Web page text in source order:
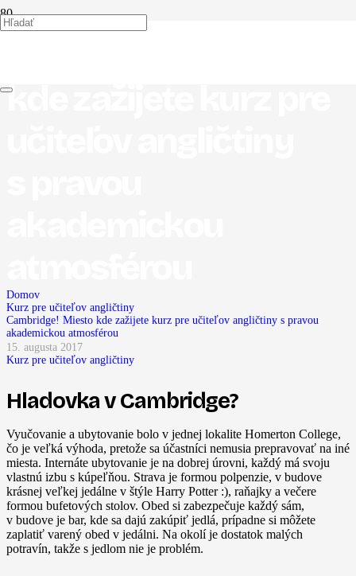
kde zažijete kurz pre
Domov
Kurz pre učiteľov angličtiny
Cambridge! Miesto kde zažijete kurz pre učiteľov angličtiny s pravou
akademickou atmosférou
15. augusta 2017
Kurz pre učiteľov angličtiny
Hladovka v Cambridge?
Vyučovanie a ubytovanie bolo v jednej lokalite Homerton College,
čo je veľká výhoda, pretože sa účastníci nemusia prepravovať na iné
miesta. Internáte ubytovanie je na dobrej úrovni, každý má svoju
vlastnú izbu s kúpeľňou. Strava je formou polpenzie, v budove
krásnej veľkej jedálne v štýle Harry Potter :), raňajky a večere
formou bufetových stolov. Obed si zabezpečuje každý sám,
v budove je bar, kde sa dajú zakúpiť jedlá, prípadne si môžete
zaplatiť varený obed v jedálni. Na okolí je dostatok malých
potravín, takže s jedlom nie je problém.